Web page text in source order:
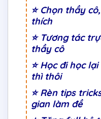
⭐ Chọn thầy
thích
⭐ Tương tác
thầy cô
⭐ Học đi học
thì thôi
⭐ Rèn tips
gian làm đề